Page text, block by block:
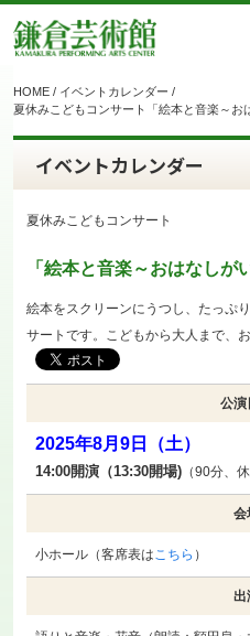
HOME / イベントカレンダー /
夏休みこどもコンサート「絵本と音楽～お
イベントカレンダー
夏休みこどもコンサート
「絵本と音楽～おはなしが
絵本をスクリーンにうつし、たっぷ
サートです。こどもから大人まで、
公演
2025年8月9日（土）
14:00開演（13:30開場) （90分、
会
小ホール（客席表はこちら ）
出